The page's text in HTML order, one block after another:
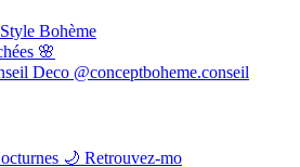
Bohème
🌸
Deco @conceptboheme.conseil
🌙 Retrouvez-mo